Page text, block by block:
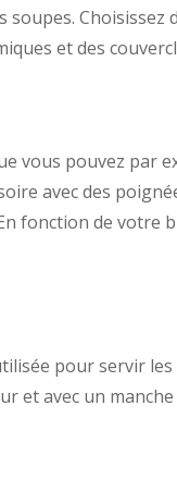
soupes.
et des
vous pouvez par
avec des
fonction de votre
pour servir
et avec un